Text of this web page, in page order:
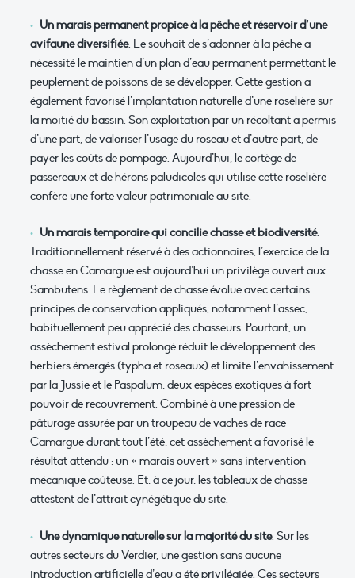
Un marais permanent propice à la pêche et réservoir d’une
avifaune diversifiée. Le souhait de s’adonner à la pêche a
nécessité le maintien d’un plan d’eau permanent permettant le
peuplement de poissons de se développer. Cette gestion a
également favorisé l’implantation naturelle d’une roselière sur
la moitié du bassin. Son exploitation par un récoltant a permis
d’une part, de valoriser l’usage du roseau et d’autre part, de
payer les coûts de pompage. Aujourd’hui, le cortège de
passereaux et de hérons paludicoles qui utilise cette roselière
confère une forte valeur patrimoniale au site.
Un marais temporaire qui concilie chasse et biodiversité.
Traditionnellement réservé à des actionnaires, l’exercice de la
chasse en Camargue est aujourd’hui un privilège ouvert aux
Sambutens. Le règlement de chasse évolue avec certains
principes de conservation appliqués, notamment l’assec,
habituellement peu apprécié des chasseurs. Pourtant, un
assèchement estival prolongé réduit le développement des
herbiers émergés (typha et roseaux) et limite l’envahissement
par la Jussie et le Paspalum, deux espèces exotiques à fort
pouvoir de recouvrement. Combiné à une pression de
pâturage assurée par un troupeau de vaches de race
Camargue durant tout l’été, cet assèchement a favorisé le
résultat attendu : un « marais ouvert » sans intervention
mécanique coûteuse. Et, à ce jour, les tableaux de chasse
attestent de l’attrait cynégétique du site.
Une dynamique naturelle sur la majorité du site. Sur les
autres secteurs du Verdier, une gestion sans aucune
introduction artificielle d’eau a été privilégiée. Ces secteurs